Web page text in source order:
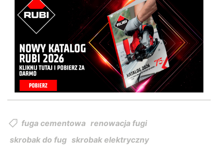
fuga cementowa renowacja fugi
skrobak do fug skrobak elektryczny